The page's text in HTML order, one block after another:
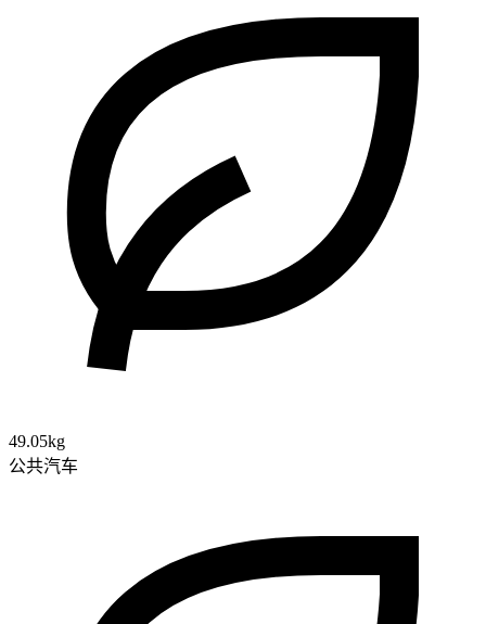
49.05kg
公共汽车